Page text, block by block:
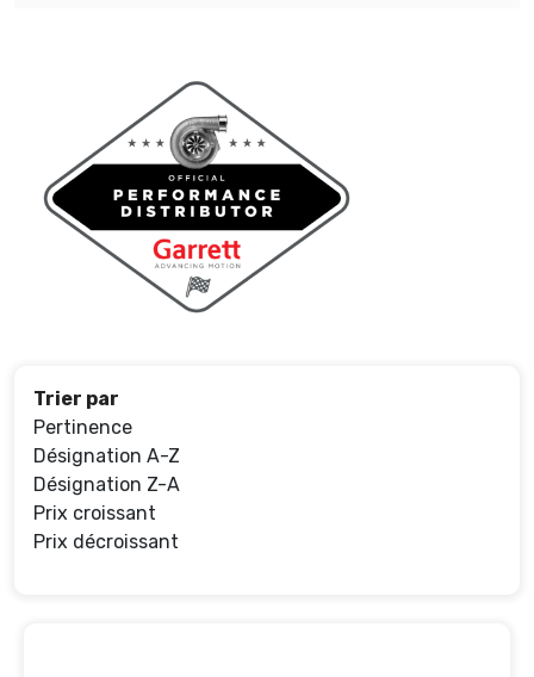
Trier par
Pertinence
Désignation A-Z
Désignation Z-A
Prix croissant
Prix décroissant